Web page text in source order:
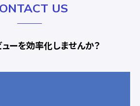
US
ーを効率化しませんか？